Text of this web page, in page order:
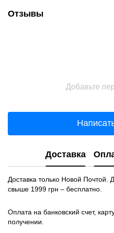
Отзывы
Добавьте
Доставка
Доставка только Новой Почтой.
свыше 1999 грн – бесплатно.
Оплата на банковский счет,
получении.